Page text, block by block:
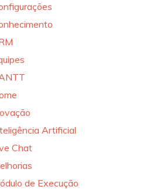
Artificial
Chat
de Execução